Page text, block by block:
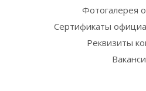
Фотогалерея
Сертификаты
Реквизиты